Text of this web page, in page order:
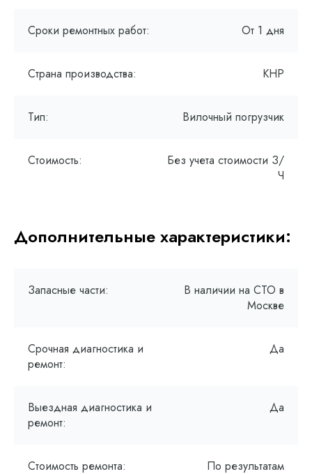
Сроки ремонтных работ: От 1 дня
Страна производства: КНР
Тип: Вилочный погрузчик
Стоимость:
Без учета стоимости З/
Ч
Дополнительные характеристики:
Запасные части:
В наличии на СТО в
Москве
Срочная диагностика и
ремонт:
Да
Выездная диагностика и
ремонт:
Да
Стоимость ремонта:
По результатам